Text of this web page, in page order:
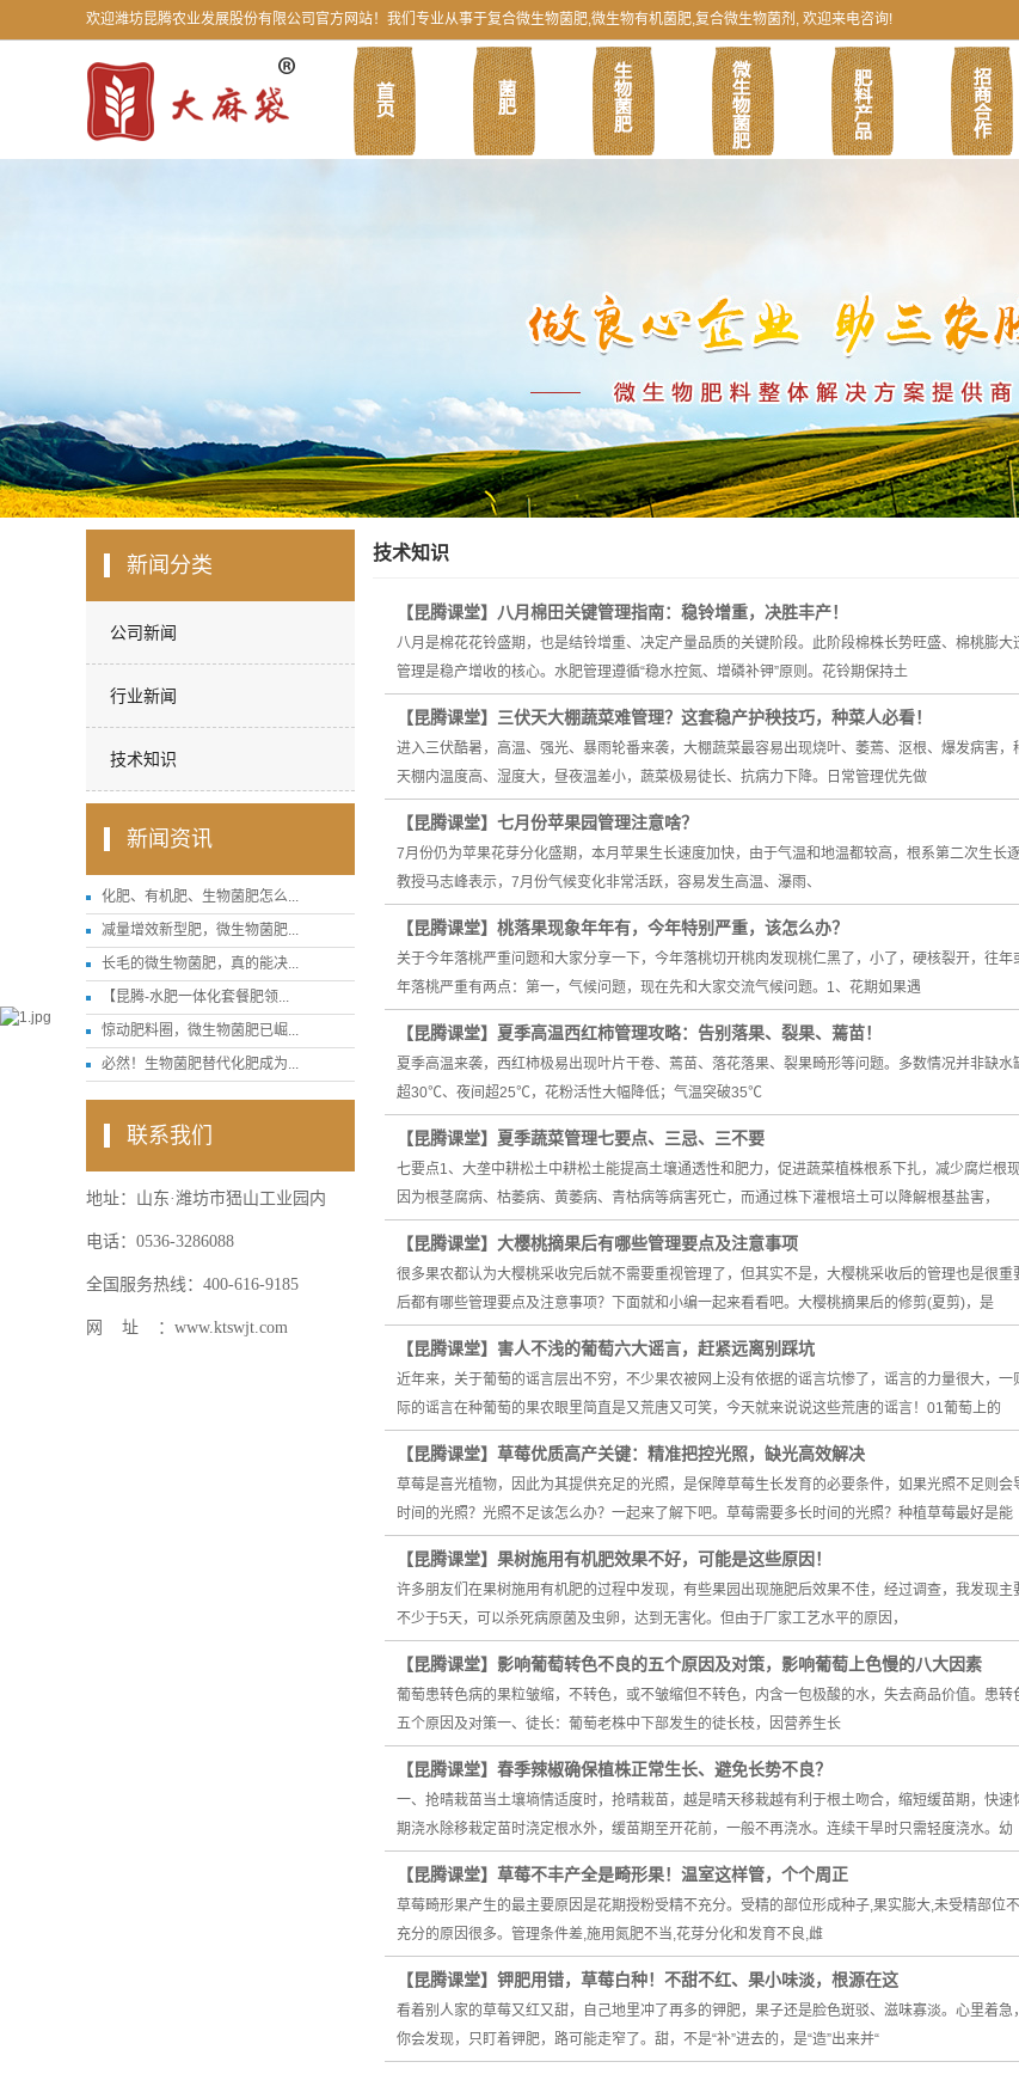
欢迎潍坊昆腾农业发展股份有限公司官方网站！我们专业从事于复合微生物菌肥,微生物有机菌肥,复合微生物菌剂, 欢迎来电咨询!
新闻分类
公司新闻
行业新闻
技术知识
新闻资讯
化肥、有机肥、生物菌肥怎么...
减量增效新型肥，微生物菌肥...
长毛的微生物菌肥，真的能决...
【昆腾-水肥一体化套餐肥领...
惊动肥料圈，微生物菌肥已崛...
必然！生物菌肥替代化肥成为...
联系我们
地址：山东·潍坊市峱山工业园内
电话：0536-3286088
全国服务热线：400-616-9185
网 址 ：www.ktswjt.com
技术知识
【昆腾课堂】八月棉田关键管理指南：稳铃增重，决胜丰产！
八月是棉花花铃盛期，也是结铃增重、决定产量品质的关键阶段。此阶段棉株长势旺盛、棉桃膨
管理是稳产增收的核心。水肥管理遵循“稳水控氮、增磷补钾”原则。花铃期保持土
【昆腾课堂】三伏天大棚蔬菜难管理？这套稳产护秧技巧，种菜人必看！
进入三伏酷暑，高温、强光、暴雨轮番来袭，大棚蔬菜最容易出现烧叶、萎蔫、沤根、爆发病害
天棚内温度高、湿度大，昼夜温差小，蔬菜极易徒长、抗病力下降。日常管理优先做
【昆腾课堂】七月份苹果园管理注意啥？
7月份仍为苹果花芽分化盛期，本月苹果生长速度加快，由于气温和地温都较高，根系第二次生
教授马志峰表示，7月份气候变化非常活跃，容易发生高温、瀑雨、
【昆腾课堂】桃落果现象年年有，今年特别严重，该怎么办？
关于今年落桃严重问题和大家分享一下，今年落桃切开桃肉发现桃仁黑了，小了，硬核裂开，往
年落桃严重有两点：第一，气候问题，现在先和大家交流气候问题。1、花期如果遇
【昆腾课堂】夏季高温西红柿管理攻略：告别落果、裂果、蔫苗！
夏季高温来袭，西红柿极易出现叶片干卷、蔫苗、落花落果、裂果畸形等问题。多数情况并非缺
超30℃、夜间超25℃，花粉活性大幅降低；气温突破35℃
【昆腾课堂】夏季蔬菜管理七要点、三忌、三不要
七要点1、大垄中耕松土中耕松土能提高土壤通透性和肥力，促进蔬菜植株根系下扎，减少腐烂
因为根茎腐病、枯萎病、黄萎病、青枯病等病害死亡，而通过株下灌根培土可以降解根基盐害，
【昆腾课堂】大樱桃摘果后有哪些管理要点及注意事项
很多果农都认为大樱桃采收完后就不需要重视管理了，但其实不是，大樱桃采收后的管理也是很
后都有哪些管理要点及注意事项？下面就和小编一起来看看吧。大樱桃摘果后的修剪(夏剪)，是
【昆腾课堂】害人不浅的葡萄六大谣言，赶紧远离别踩坑
近年来，关于葡萄的谣言层出不穷，不少果农被网上没有依据的谣言坑惨了，谣言的力量很大，
际的谣言在种葡萄的果农眼里简直是又荒唐又可笑，今天就来说说这些荒唐的谣言！01葡萄上的
【昆腾课堂】草莓优质高产关键：精准把控光照，缺光高效解决
草莓是喜光植物，因此为其提供充足的光照，是保障草莓生长发育的必要条件，如果光照不足则
时间的光照？光照不足该怎么办？一起来了解下吧。草莓需要多长时间的光照？种植草莓最好是能
【昆腾课堂】果树施用有机肥效果不好，可能是这些原因！
许多朋友们在果树施用有机肥的过程中发现，有些果园出现施肥后效果不佳，经过调查，我发现
不少于5天，可以杀死病原菌及虫卵，达到无害化。但由于厂家工艺水平的原因，
【昆腾课堂】影响葡萄转色不良的五个原因及对策，影响葡萄上色慢的八大因素
葡萄患转色病的果粒皱缩，不转色，或不皱缩但不转色，内含一包极酸的水，失去商品价值。患
五个原因及对策一、徒长：葡萄老株中下部发生的徒长枝，因营养生长
【昆腾课堂】春季辣椒确保植株正常生长、避免长势不良？
一、抢晴栽苗当土壤墒情适度时，抢晴栽苗，越是晴天移栽越有利于根土吻合，缩短缓苗期，快
期浇水除移栽定苗时浇定根水外，缓苗期至开花前，一般不再浇水。连续干旱时只需轻度浇水。幼
【昆腾课堂】草莓不丰产全是畸形果！温室这样管，个个周正
草莓畸形果产生的最主要原因是花期授粉受精不充分。受精的部位形成种子,果实膨大,未受精部
充分的原因很多。管理条件差,施用氮肥不当,花芽分化和发育不良,雌
【昆腾课堂】钾肥用错，草莓白种！不甜不红、果小味淡，根源在这
看着别人家的草莓又红又甜，自己地里冲了再多的钾肥，果子还是脸色斑驳、滋味寡淡。心里着
你会发现，只盯着钾肥，路可能走窄了。甜，不是“补”进去的，是“造”出来并“